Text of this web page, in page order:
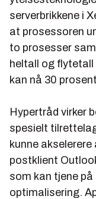
serverbrikkene i
at prosessoren
to prosesser
heltall og flytetall
kan nå 30
Hypertråd virker
spesielt
kunne
postklient
som kan tjene
optimalisering.